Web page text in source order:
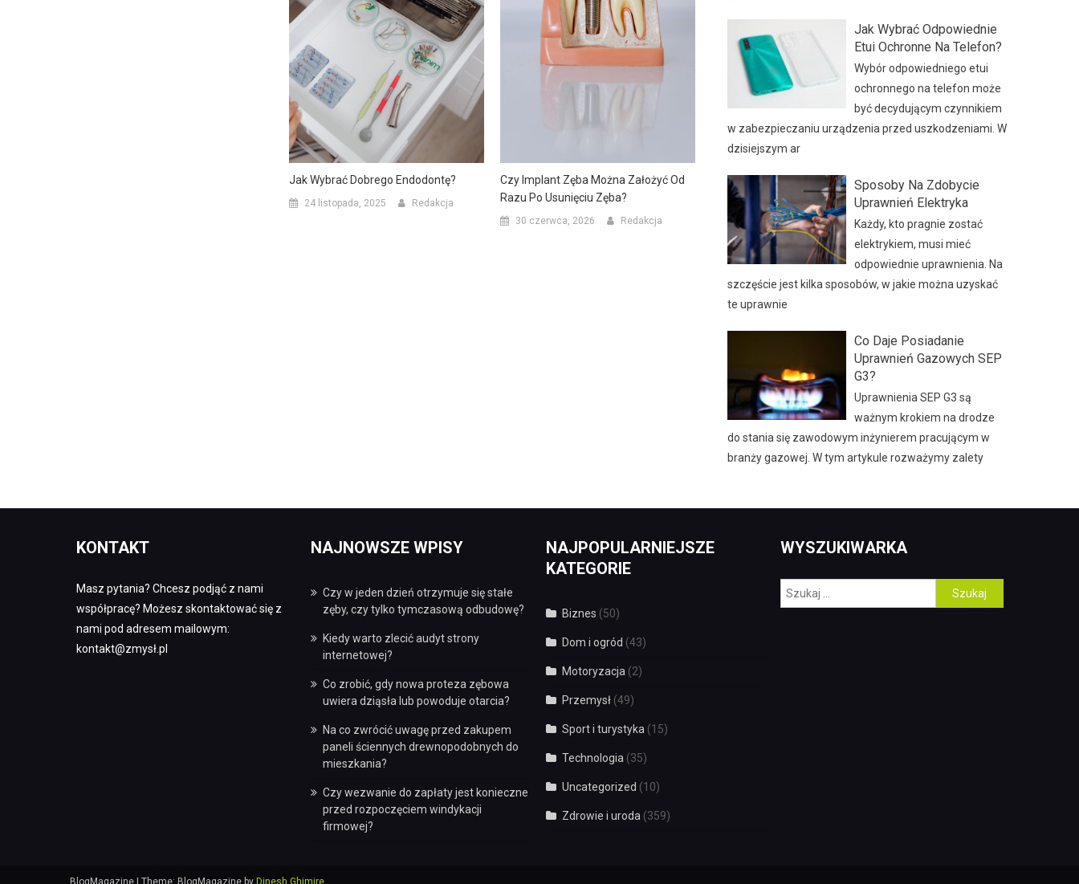
Jak Wybrać Dobrego Endodontę?
24 listopada, 2025 Redakcja
Czy Implant Zęba Można Założyć Od
Razu Po Usunięciu Zęba?
30 czerwca, 2026 Redakcja
Jak Wybrać Odpowiednie
Etui Ochronne Na Telefon?
Wybór odpowiedniego etui
ochronnego na telefon może
być decydującym czynnikiem
w zabezpieczaniu urządzenia przed uszkodzeniami. W
dzisiejszym ar
Sposoby Na Zdobycie
Uprawnień Elektryka
Każdy, kto pragnie zostać
elektrykiem, musi mieć
odpowiednie uprawnienia. Na
szczęście jest kilka sposobów, w jakie można uzyskać
te uprawnie
Co Daje Posiadanie
Uprawnień Gazowych SEP
G3?
Uprawnienia SEP G3 są
ważnym krokiem na drodze
do stania się zawodowym inżynierem pracującym w
branży gazowej. W tym artykule rozważymy zalety
KONTAKT
Masz pytania? Chcesz podjąć z nami
współpracę? Możesz skontaktować się z
nami pod adresem mailowym:
kontakt@zmysł.pl
NAJNOWSZE WPISY
Czy w jeden dzień otrzymuje się stałe
zęby, czy tylko tymczasową odbudowę?
Kiedy warto zlecić audyt strony
internetowej?
Co zrobić, gdy nowa proteza zębowa
uwiera dziąsła lub powoduje otarcia?
Na co zwrócić uwagę przed zakupem
paneli ściennych drewnopodobnych do
mieszkania?
Czy wezwanie do zapłaty jest konieczne
przed rozpoczęciem windykacji
firmowej?
NAJPOPULARNIEJSZE
KATEGORIE
Biznes (50)
Dom i ogród (43)
Motoryzacja (2)
Przemysł(49)
Sport i turystyka (15)
Technologia (35)
Uncategorized (10)
Zdrowie i uroda (359)
WYSZUKIWARKA
Szukaj:
BlogMagazine Theme: BlogMagazine by Dinesh Ghimire